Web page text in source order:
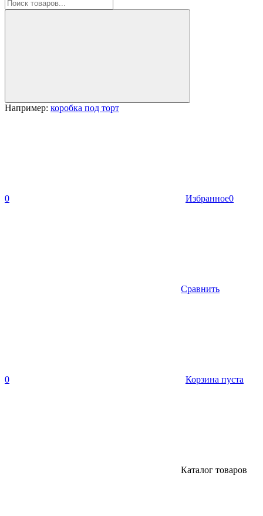
Например: коробка под торт
0 Избранное0
Сравнить
0 Корзина пуста
Каталог товаров